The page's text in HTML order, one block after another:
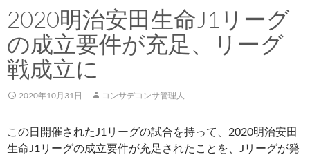
2020明治安田生命J1リーグ
の成立要件が充足、リーグ
戦成立に
2020年10月31日 コンサデコンサ管理人
この日開催されたJ1リーグの試合を持って、2020明治安田
生命J1リーグの成立要件が充足されたことを、Jリーグが発